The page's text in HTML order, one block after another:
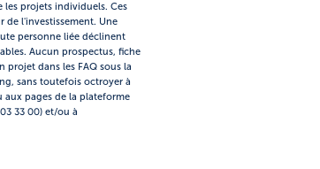
projets individuels. Ces
de l'investissement. Une
personne liée déclinent
Aucun prospectus, fiche
projet dans les FAQ sous la
sans toutefois octroyer à
aux pages de la plateforme
33 00) et/ou à